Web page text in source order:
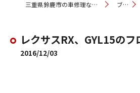
三重県鈴鹿市の車修理ならK2ファクトリー ブログ
レクサスRX、GYL15の
2016/12/03